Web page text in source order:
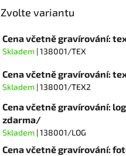
z
hvězdiček.
Zvolte variantu
Cena včetně gravírování:
Skladem | 138001/TEX
Cena včetně gravírování:
Skladem | 138001/TEX2
Cena včetně gravírování:
zdarma/
Skladem | 138001/LOG
Cena včetně gravírování: